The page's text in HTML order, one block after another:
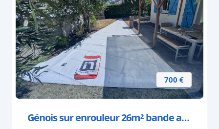
700 €
Génois sur enrouleur 26m² bande anti UV